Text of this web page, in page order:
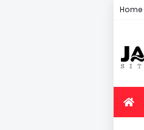
Home